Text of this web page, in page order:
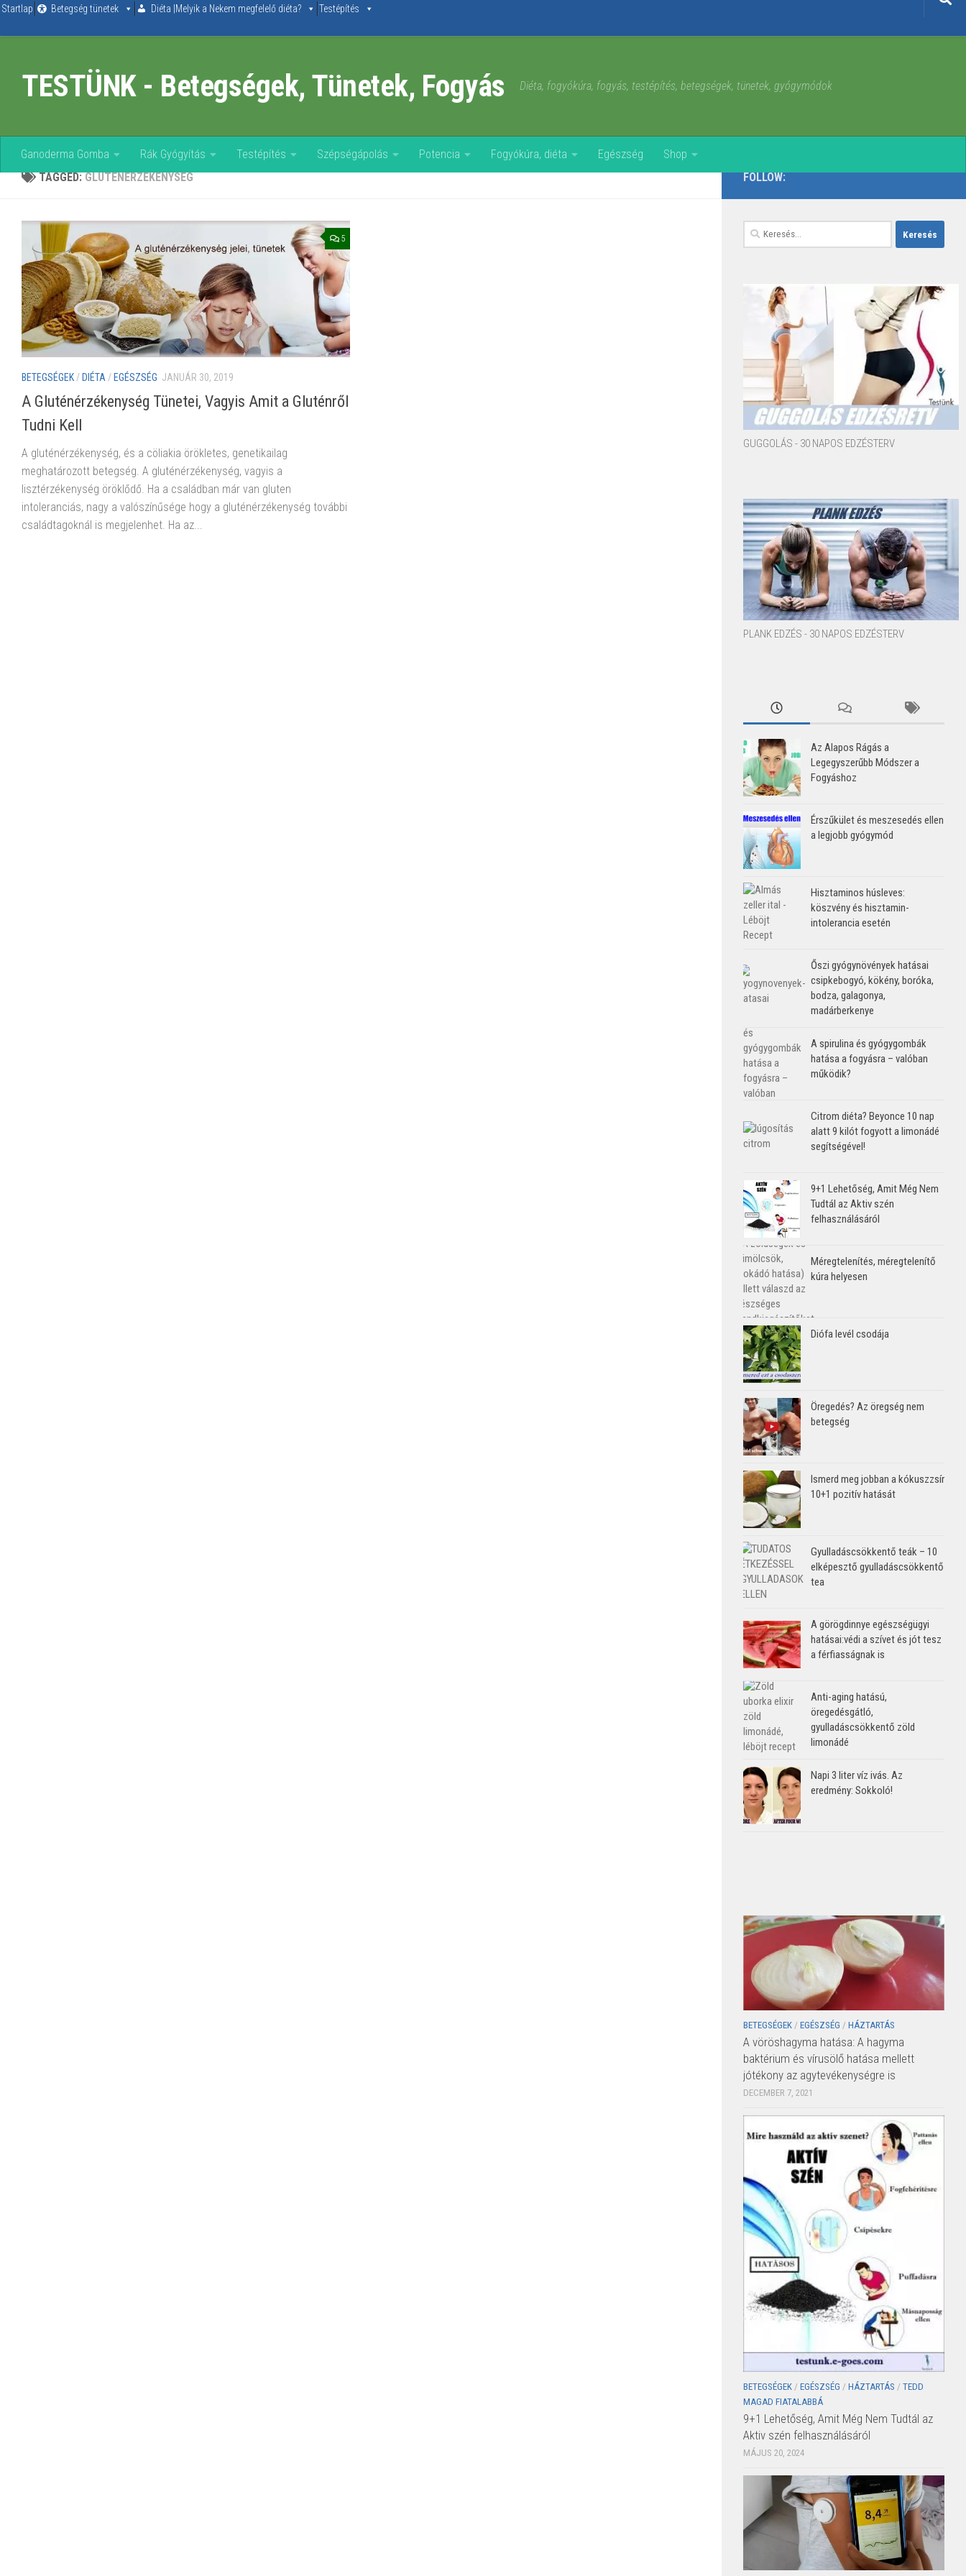
Skip to content
Startlap Betegség tünetek Diéta |Melyik a Nekem megfelelő diéta? Testépítés
TESTÜNK - Betegségek, Tünetek, Fogyás Diéta, fogyókúra, fogyás, testépítés, betegségek, tünetek, gyógymódok
Ganoderma Gomba Rák Gyógyítás Testépítés Szépségápolás Potencia Fogyókúra, diéta Egészség
Shop
TAGGED:GLUTÉNÉRZÉKENYSÉG
5
BETEGSÉGEK/ DIÉTA/ EGÉSZSÉG JANUÁR 30, 2019
A Gluténérzékenység Tünetei, Vagyis Amit a Gluténről
Tudni Kell
A gluténérzékenység, és a cöliakia örökletes, genetikailag
meghatározott betegség. A gluténérzékenység, vagyis a
lisztérzékenység öröklődő. Ha a családban már van gluten
intoleranciás, nagy a valószínűsége hogy a gluténérzékenység további
családtagoknál is megjelenhet. Ha az...
FOLLOW:
Keresés:
GUGGOLÁS - 30 NAPOS EDZÉSTERV
PLANK EDZÉS - 30 NAPOS EDZÉSTERV
Az Alapos Rágás a
Legegyszerűbb Módszer a
Fogyáshoz
Érszűkület és meszesedés ellen
a legjobb gyógymód
Hisztaminos húsleves:
köszvény és hisztamin-
intolerancia esetén
Őszi gyógynövények hatásai
csipkebogyó, kökény, boróka,
bodza, galagonya,
madárberkenye
A spirulina és gyógygombák
hatása a fogyásra – valóban
működik?
Citrom diéta? Beyonce 10 nap
alatt 9 kilót fogyott a limonádé
segítségével!
9+1 Lehetőség, Amit Még Nem
Tudtál az Aktiv szén
felhasználásáról
Méregtelenítés, méregtelenítő
kúra helyesen
Diófa levél csodája
Öregedés? Az öregség nem
betegség
Ismerd meg jobban a kókuszzsír
10+1 pozitív hatását
Gyulladáscsökkentő teák – 10
elképesztő gyulladáscsökkentő
tea
A görögdinnye egészségügyi
hatásai:védi a szívet és jót tesz
a férfiasságnak is
Anti-aging hatású,
öregedésgátló,
gyulladáscsökkentő zöld
limonádé
Napi 3 liter víz ivás. Az
eredmény: Sokkoló!
BETEGSÉGEK / EGÉSZSÉG / HÁZTARTÁS
A vöröshagyma hatása: A hagyma
baktérium és vírusölő hatása mellett
jótékony az agytevékenységre is
DECEMBER 7, 2021
BETEGSÉGEK / EGÉSZSÉG / HÁZTARTÁS / TEDD
MAGAD FIATALABBÁ
9+1 Lehetőség, Amit Még Nem Tudtál az
Aktiv szén felhasználásáról
MÁJUS 20, 2024